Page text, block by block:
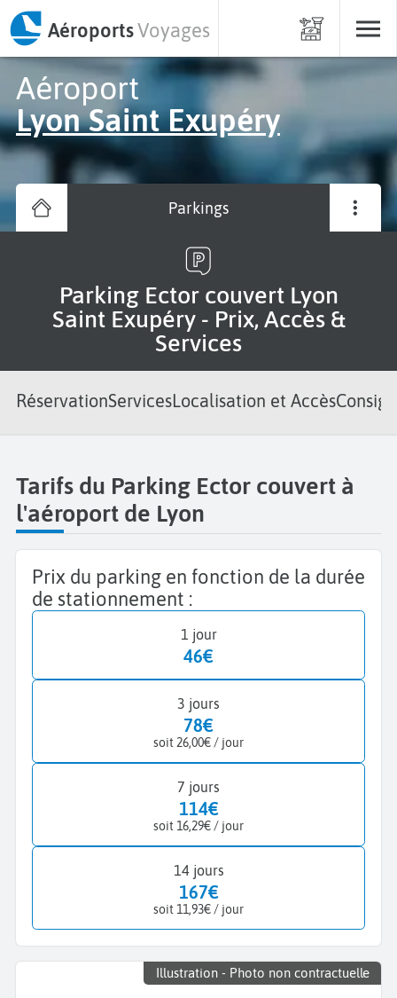
AéroportsVoyages
Aéroport
Lyon Saint Exupéry
Parkings
Parking Ector couvert Lyon
Saint Exupéry - Prix, Accès &
Services
RéservationServicesLocalisation et Accès
Tarifs du Parking Ector couvert à
l'aéroport de Lyon
Prix du parking en fonction de la durée
de stationnement :
1 jour
46€
3 jours
78€
soit 26,00€ / jour
7 jours
114€
soit 16,29€ / jour
14 jours
167€
soit 11,93€ / jour
Illustration - Photo non contractuelle